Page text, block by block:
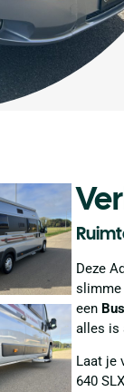
Deze
slimme
een
alles is
Laat je
640